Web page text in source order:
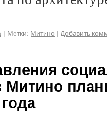
| Метки: Митино | Добавить
Митино